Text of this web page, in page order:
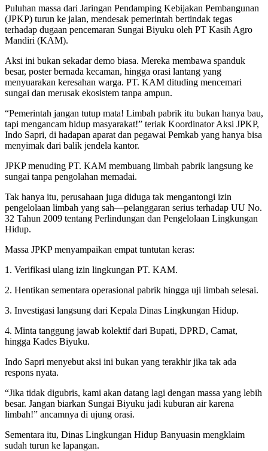
Puluhan massa dari Jaringan Pendamping Kebijakan Pembangunan
(JPKP) turun ke jalan, mendesak pemerintah bertindak tegas
terhadap dugaan pencemaran Sungai Biyuku oleh PT Kasih Agro
Mandiri (KAM).
Aksi ini bukan sekadar demo biasa. Mereka membawa spanduk
besar, poster bernada kecaman, hingga orasi lantang yang
menyuarakan keresahan warga. PT. KAM dituding mencemari
sungai dan merusak ekosistem tanpa ampun.
“Pemerintah jangan tutup mata! Limbah pabrik itu bukan hanya bau,
tapi mengancam hidup masyarakat!” teriak Koordinator Aksi JPKP,
Indo Sapri, di hadapan aparat dan pegawai Pemkab yang hanya bisa
menyimak dari balik jendela kantor.
JPKP menuding PT. KAM membuang limbah pabrik langsung ke
sungai tanpa pengolahan memadai.
Tak hanya itu, perusahaan juga diduga tak mengantongi izin
pengelolaan limbah yang sah—pelanggaran serius terhadap UU No.
32 Tahun 2009 tentang Perlindungan dan Pengelolaan Lingkungan
Hidup.
Massa JPKP menyampaikan empat tuntutan keras:
1. Verifikasi ulang izin lingkungan PT. KAM.
2. Hentikan sementara operasional pabrik hingga uji limbah selesai.
3. Investigasi langsung dari Kepala Dinas Lingkungan Hidup.
4. Minta tanggung jawab kolektif dari Bupati, DPRD, Camat,
hingga Kades Biyuku.
Indo Sapri menyebut aksi ini bukan yang terakhir jika tak ada
respons nyata.
“Jika tidak digubris, kami akan datang lagi dengan massa yang lebih
besar. Jangan biarkan Sungai Biyuku jadi kuburan air karena
limbah!” ancamnya di ujung orasi.
Sementara itu, Dinas Lingkungan Hidup Banyuasin mengklaim
sudah turun ke lapangan.